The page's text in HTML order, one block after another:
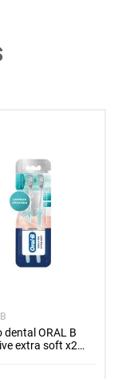
dental ORAL B
extra soft x2